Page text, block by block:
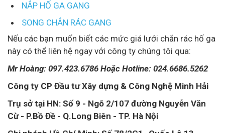
NẮP HỐ GA GANG
SONG CHẮN RÁC GANG
Nếu các bạn muốn biết các mức giá lưới chắn rác hố ga
này có thể liên hệ ngay với công ty chúng tôi qua:
Mr Hoàng: 097.423.6786 Hoặc Hotline: 024.6686.5262
Công ty CP Đầu tư Xây dựng & Công Nghệ Minh Hải
Trụ sở tại HN: Số 9 - Ngõ 2/107 đường Nguyễn Văn
Cừ - P.Bồ Đề - Q.Long Biên - TP. Hà Nội